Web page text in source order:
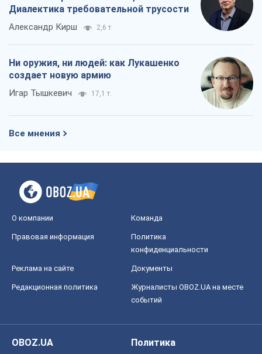
Диалектика требовательной трусости
Александр Кирш 2,6 т.
Ни оружия, ни людей: как Лукашенко
создает новую армию
Игар Тышкевич 17,1 т.
Все мнения
О компании Команда
Правовая информация
Политика
конфиденциальности
Реклама на сайте Документы
Редакционная политика
Журналисты OBOZ.UA на месте
событий
OBOZ.UA
Политика